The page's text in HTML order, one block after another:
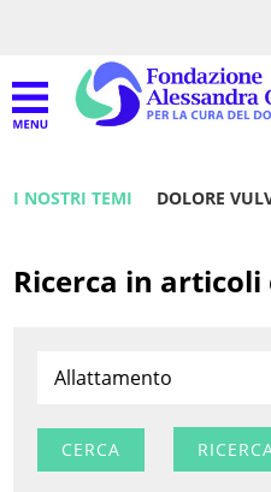
I NOSTRI TEMI DOLORE
Ricerca in